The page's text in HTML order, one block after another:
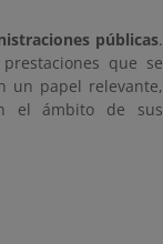
públicas.
que se
un papel relevante,
el ámbito de sus